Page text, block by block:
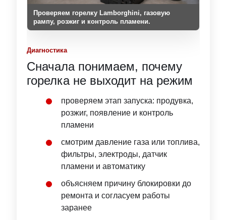
Проверяем горелку Lamborghini, газовую
рампу, розжиг и контроль пламени.
Диагностика
Сначала понимаем, почему
горелка не выходит на режим
проверяем этап запуска: продувка,
розжиг, появление и контроль
пламени
смотрим давление газа или топлива,
фильтры, электроды, датчик
пламени и автоматику
объясняем причину блокировки до
ремонта и согласуем работы
заранее